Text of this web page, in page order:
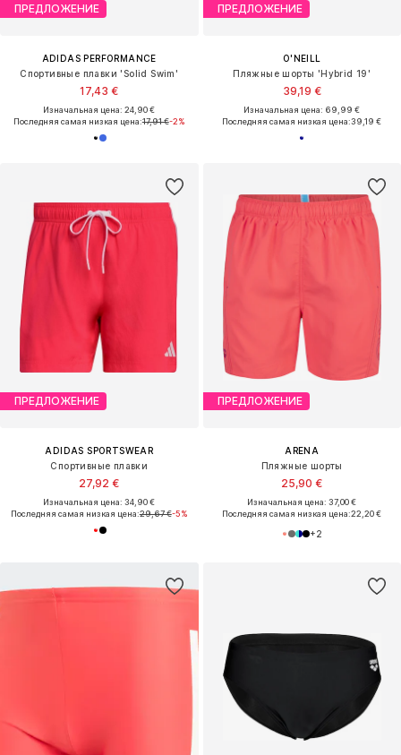
ПРЕДЛОЖЕНИЕ
ADIDAS PERFORMANCE
Спортивные плавки 'Solid Swim'
17,43 €
Изначальная цена: 24,90 €
Последняя самая низкая цена:17,91 €-2%
ПРЕДЛОЖЕНИЕ
O'NEILL
Пляжные шорты 'Hybrid 19'
39,19 €
Изначальная цена: 69,99 €
Последняя самая низкая цена:39,19 €
ПРЕДЛОЖЕНИЕ
ADIDAS SPORTSWEAR
Спортивные плавки
27,92 €
Изначальная цена: 34,90 €
Последняя самая низкая цена:29,67 €-5%
ПРЕДЛОЖЕНИЕ
ARENA
Пляжные шорты
25,90 €
Изначальная цена: 37,00 €
Последняя самая низкая цена:22,20 €
+2